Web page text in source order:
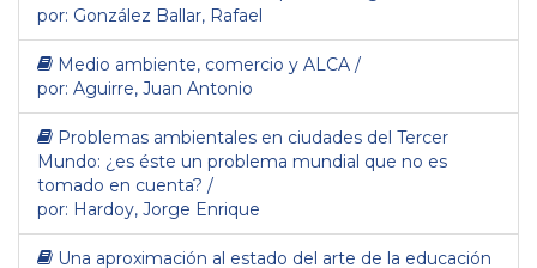
por: González Ballar, Rafael
Medio ambiente, comercio y ALCA /
por: Aguirre, Juan Antonio
Problemas ambientales en ciudades del Tercer
Mundo: ¿es éste un problema mundial que no es
tomado en cuenta? /
por: Hardoy, Jorge Enrique
Una aproximación al estado del arte de la educación